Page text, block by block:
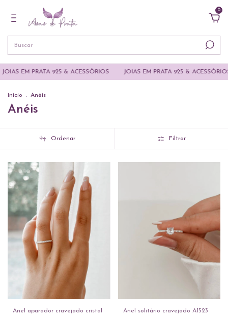
0
925 & ACESSÒRIOS JOIAS EM PRATA 925 & ACESSÒRIOS JOIAS
Início . Anéis
Anéis
Ordenar Filtrar
Anel aparador cravejado cristal
Anel solitário cravejado A1523